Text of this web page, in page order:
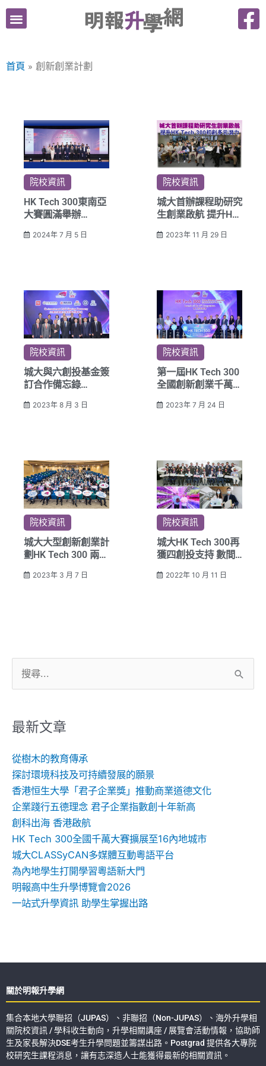
跳
內首頁 創新創業計劃
院校資訊
HK Tech 300東南亞
大賽圓滿舉辦
與內地市場
2024年 7 月 5 日
院校資訊
城大首辦課程助研究
生創業啟航 提升HK
潛力2023年 11 月 29 日
院校資訊
城大與六創投基金簽
訂合作備忘錄
HK Tech 300推進創
2023年 8 月 3 日
院校資訊
第一屆HK Tech 300
全國創新創業千萬大
城大啟動第二屆比賽
2023年 7 月 24 日
院校資訊
城大大型創新創業計
劃HK Tech 300 兩年
立足香港 延至內
2023年 3 月 7 日
院校資訊
城大HK Tech 300再
獲四創投支持 數間
5,000萬風險投資
2022年 10 月 11 日
尋
鍵
最新文章
從樹木的教育傳承
探討環境科技及可持續發展的願景
香港恒生大學「君子企業獎」推動商業道德文化
企業踐行五德理念 君子企業指數創十年新高
創科出海 香港啟航
HK Tech 300全國千萬大賽擴展至16內地城市
城大CLASSyCAN多媒體互動粵語平台
為內地學生打開學習粵語新大門
明報高中生升學博覽會2026
一站式升學資訊 助學生掌握出路
關於明報升學網
集合本地大學聯招（JUPAS）、非聯招（Non-JUPAS）、海外升學相
關院校資訊 / 學科收生動向，升學相關講座 / 展覽會活動情報，協助師
生及家長解決DSE考生升學問題並籌謀出路。Postgrad 提供各大專院
校研究生課程消息，讓有志深造人士能獲得最新的相關資訊。